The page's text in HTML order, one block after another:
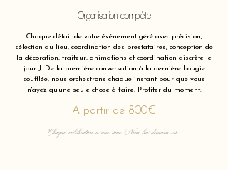
Organisation complète
Chaque détail de votre événement géré avec précision,
sélection du lieu, coordination des prestataires, conception de
la décoration, traiteur, animations et coordination discrète le
jour J. De la première conversation à la dernière bougie
soufflée, nous orchestrons chaque instant pour que vous
n'ayez qu'une seule chose à faire. Profiter du moment.
A partir de 800€
Chaque célébration a une âme. Nous lui donnons vie.